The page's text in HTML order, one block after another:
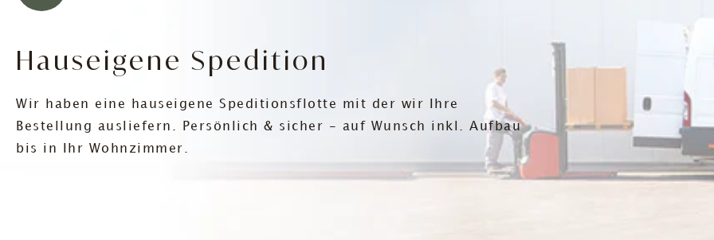
Hauseigene Spedition
Wir haben eine hauseigene Speditionsflotte mit der wir Ihre
Bestellung ausliefern. Persönlich & sicher - auf Wunsch inkl. Aufbau
bis in Ihr Wohnzimmer.